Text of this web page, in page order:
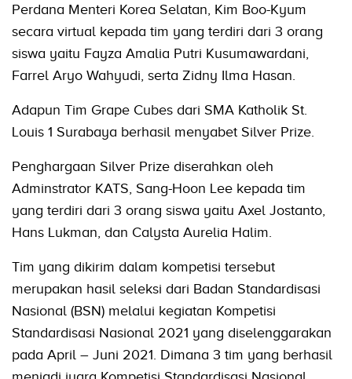
Perdana Menteri Korea Selatan, Kim Boo-Kyum
secara virtual kepada tim yang terdiri dari 3 orang
siswa yaitu Fayza Amalia Putri Kusumawardani,
Farrel Aryo Wahyudi, serta Zidny Ilma Hasan.
Adapun Tim Grape Cubes dari SMA Katholik St.
Louis 1 Surabaya berhasil menyabet Silver Prize.
Penghargaan Silver Prize diserahkan oleh
Adminstrator KATS, Sang-Hoon Lee kepada tim
yang terdiri dari 3 orang siswa yaitu Axel Jostanto,
Hans Lukman, dan Calysta Aurelia Halim.
Tim yang dikirim dalam kompetisi tersebut
merupakan hasil seleksi dari Badan Standardisasi
Nasional (BSN) melalui kegiatan Kompetisi
Standardisasi Nasional 2021 yang diselenggarakan
pada April – Juni 2021. Dimana 3 tim yang berhasil